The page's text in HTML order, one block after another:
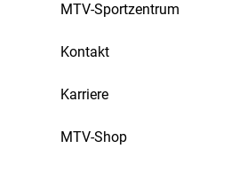
MTV-Sportzentrum
Kontakt
Karriere
MTV-Shop